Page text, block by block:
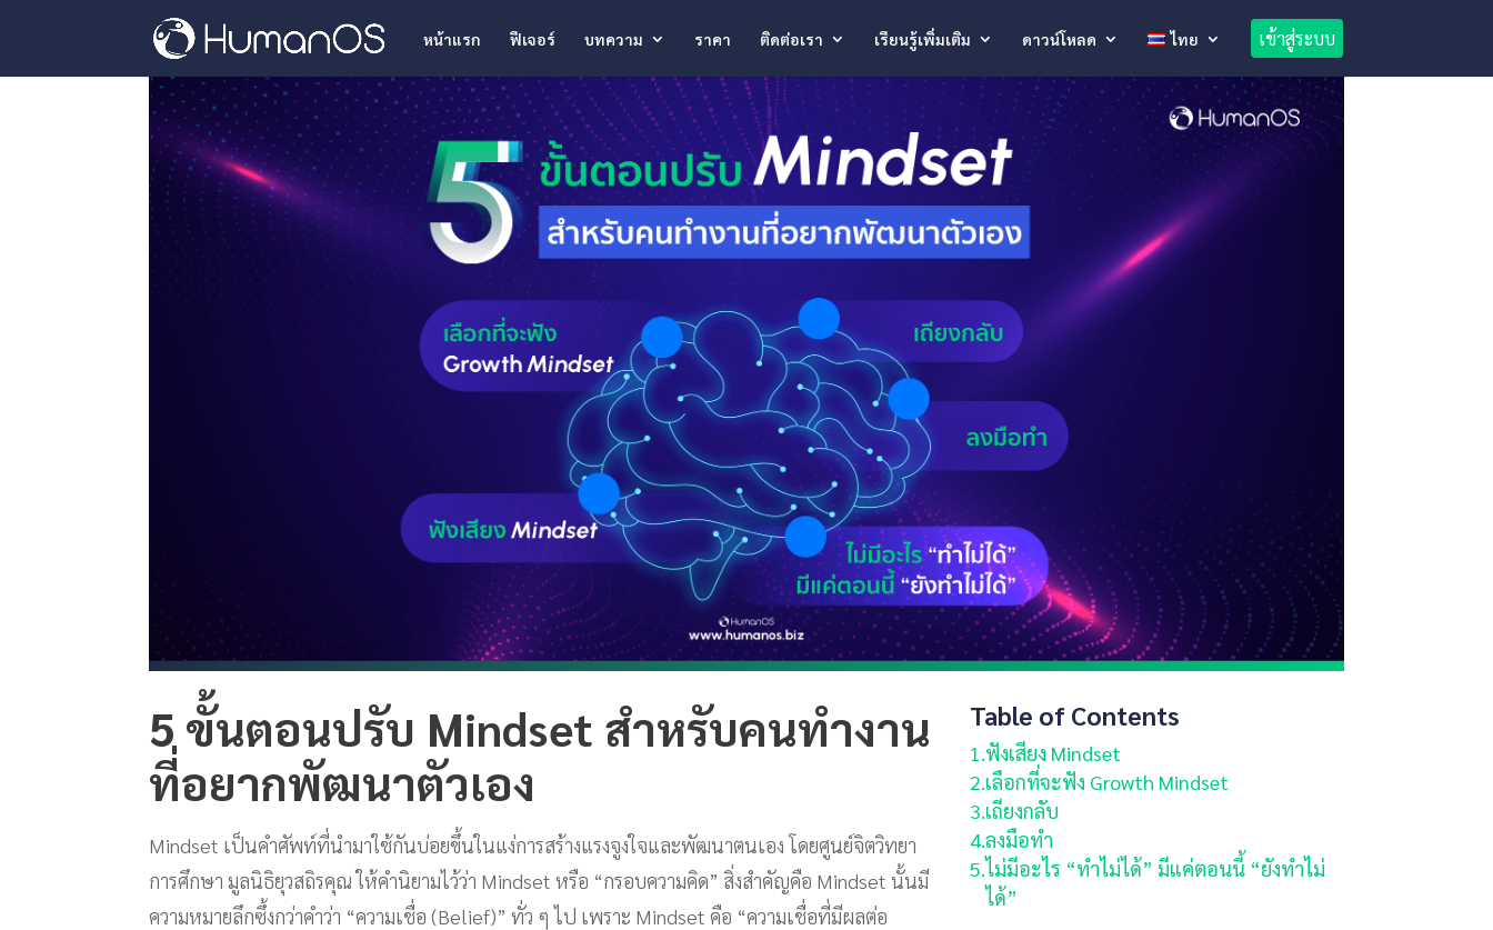
หน้าแรก ฟีเจอร์ บทความ ราคา ติดต่อเรา เรียนรู้เพิ่มเติม ดาวน์โหลด ไทย เข้าสู่ระบบ
5 ขั้นตอนปรับ Mindset สำหรับคนทำงาน
ที่อยากพัฒนาตัวเอง
Mindset เป็นคำศัพท์ที่นำมาใช้กันบ่อยขึ้นในแง่การสร้างแรงจูงใจและพัฒนาตนเอง โดยศูนย์จิตวิทยา
การศึกษา มูลนิธิยุวสถิรคุณ ให้คำนิยามไว้ว่า Mindset หรือ “กรอบความคิด” สิ่งสำคัญคือ Mindset นั้นมี
ความหมายลึกซึ้งกว่าคำว่า “ความเชื่อ (Belief)” ทั่ว ๆ ไป เพราะ Mindset คือ “ความเชื่อที่มีผลต่อ
Table of Contents
1. ฟังเสียง Mindset
2. เลือกที่จะฟัง Growth Mindset
3. เถียงกลับ
4.ลงมือทำ
5.ไม่มีอะไร “ทำไม่ได้” มีแค่ตอนนี้ “ยังทำไม่
ได้”